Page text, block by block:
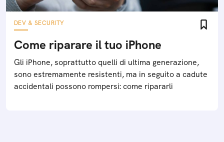
DEV & SECURITY
Come riparare il tuo iPhone
Gli iPhone, soprattutto quelli di ultima generazione,
sono estremamente resistenti, ma in seguito a cadute
accidentali possono rompersi: come ripararli